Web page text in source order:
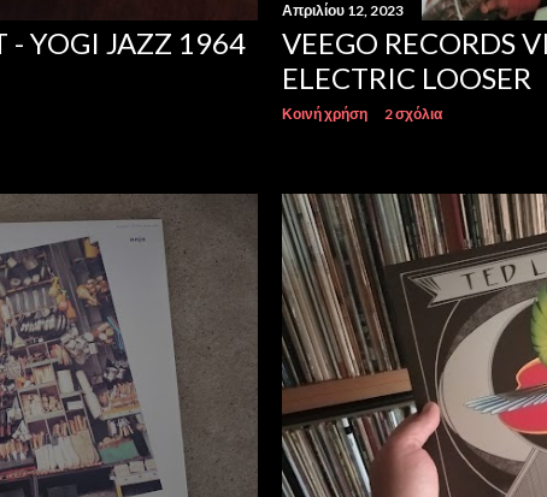
- YOGI JAZZ 1964
Απριλίου 12, 2023
VEEGO RECORDS
ELECTRIC LOOSER
Κοινή χρήση 2 σχόλια